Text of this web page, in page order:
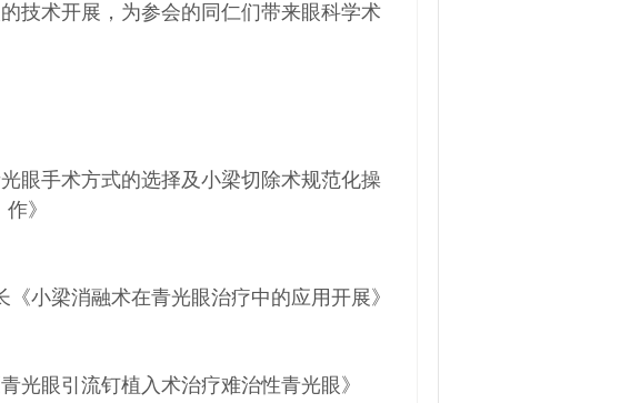
技术开展，为参会的同仁们带来眼科学术
眼手术方式的选择及小梁切除术规范化操
作》
小梁消融术在青光眼治疗中的应用开展》
光眼引流钉植入术治疗难治性青光眼》